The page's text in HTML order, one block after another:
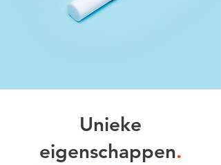
Unieke
eigenschappen.